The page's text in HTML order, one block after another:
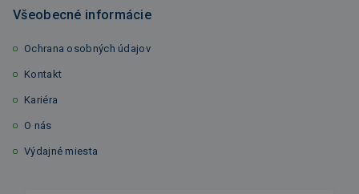
Všeobecné informácie
Ochrana osobných údajov
Kontakt
Kariéra
O nás
Výdajné miesta